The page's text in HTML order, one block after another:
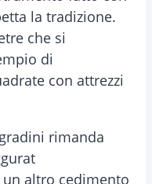
la tradizione.
che si
di
con attrezzi
rimanda
altro cedimento